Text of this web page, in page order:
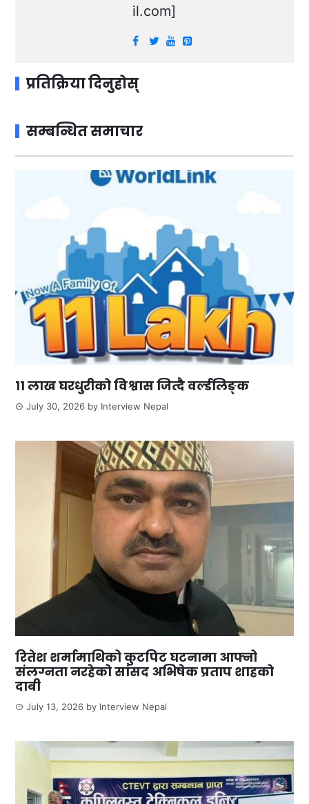
il.com]
प्रतिक्रिया दिनुहोस्
सम्बन्धित समाचार
११ लाख घरधुरीको विश्वास जित्दै वर्ल्डलिङ्क
July 30, 2026 by Interview Nepal
रितेश शर्मामाथिको कुटपिट घटनामा आफ्नो
संलग्नता नरहेको सांसद अभिषेक प्रताप शाहको
दाबी
July 13, 2026 by Interview Nepal